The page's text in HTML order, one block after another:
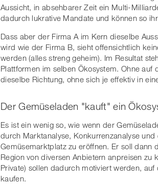
Aussicht, in absehbarer Zeit ein Multi-
dadurch lukrative Mandate und können so
Dass aber der Firma A im Kern dieselbe
wird wie der Firma B, sieht offensichtlich
werden (alles streng geheim). Im Resultat
Plattformen im selben Ökosystem. Ohne
dieselbe Richtung, ohne sich je effektiv in
Der Gemüseladen "kauft" ein
Es ist ein wenig so, wie wenn der
durch Marktanalyse, Konkurrenzanalyse
Gemüsemarktplatz zu eröffnen. Er soll
Region von diversen Anbietern anpreisen zu
Private) sollen dadurch motiviert werden,
kaufen.